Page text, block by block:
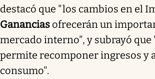
destacó que "los cambios en el
Ganancias ofrecerán un
mercado interno", y subrayó que
permite recomponer ingresos y
consumo".